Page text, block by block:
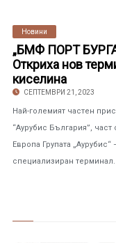
Новини
„БМФ ПОРТ
Откриха нов
киселина
СЕПТЕМВРИ 21, 2023
Най-големият частен
“Аурубис България”,
Европа Групата
специализиран терминал.